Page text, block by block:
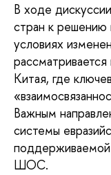
В ходе
стран к решению
условиях
Китая, где
Важным
системы
поддерживаемой
ШОС.